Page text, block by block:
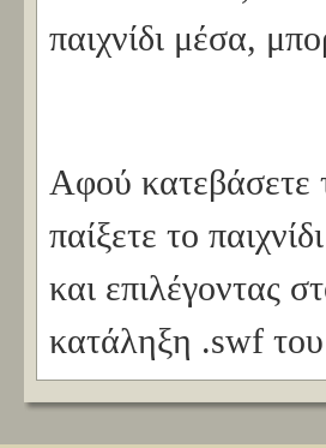
παιχνίδι μέσα,
Αφού κατεβάσετε
παίξετε το
και επιλέγοντας
κατάληξη .swf